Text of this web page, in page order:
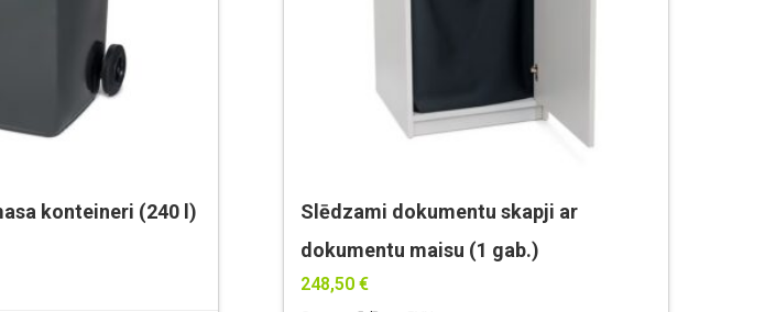
konteineri (240 l)
Slēdzami dokumentu skapji ar
dokumentu maisu (1 gab.)
248,50 €